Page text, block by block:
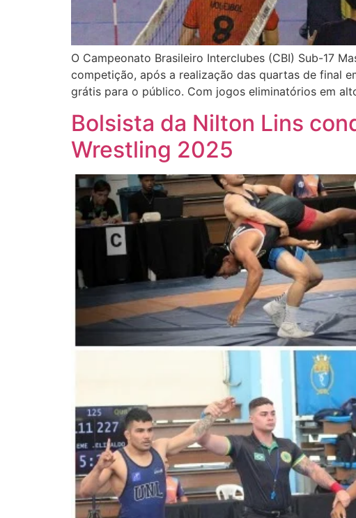
O Campeonato Brasileiro Interclubes (CBI) Sub-17
competição, após a realização das quartas de final
grátis para o público. Com jogos eliminatórios em
Bolsista da Nilton Lins
Wrestling 2025